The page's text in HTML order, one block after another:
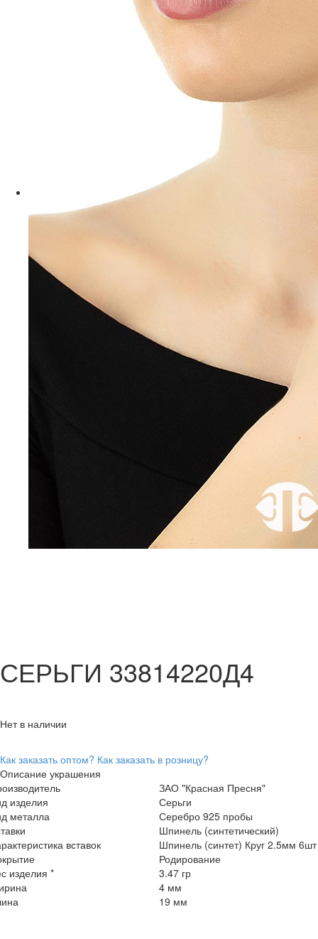
СЕРЬГИ 33814220Д4
Нет в наличии
Как заказать оптом? Как заказать в розницу?
Описание украшения
ЗАО "Красная Пресня"
изделия
Серьги
металла
Серебро 925 пробы
Шпинель (синтетический)
вставок
Шпинель (синтет) Круг 2.5мм 6шт
Родирование
изделия *
3.47 гр
4 мм
19 мм